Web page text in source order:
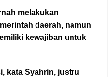
melakukan
daerah, namun
kewajiban untuk
kata Syahrin, justru